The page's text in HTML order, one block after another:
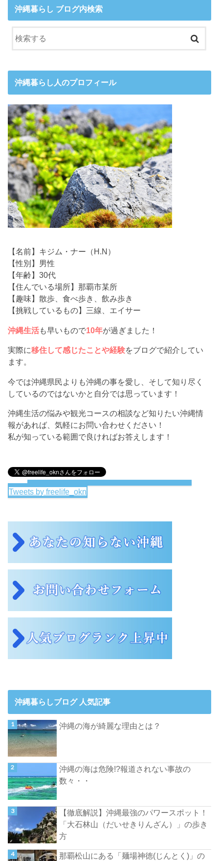
沖縄暮らし ブログ内検索
沖縄暮らし人のプロフィール
【名前】キジム・ナー（H.N）
【性別】男性
【年齢】30代
【住んでいる場所】那覇市某所
【趣味】散歩、食べ歩き、飲み歩き
【挑戦しているもの】三線、エイサー
沖縄生活も早いもので10年が過ぎました！
実際に移住して感じたことや経験をブログで紹介してい
ます。
今では沖縄県民よりも沖縄の事を愛し、そして知り尽く
しているのではないかと自分では思っています！
沖縄生活の悩みや観光コースの相談など知りたい沖縄情
報があれば、気軽にお問い合わせください！
私が知っている範囲で良ければお答えします！
Tweets by freelife_okn
沖縄暮らしブログ 人気記事
沖縄の海が綺麗な理由とは？
沖縄の海は危険!?報道されない事故の
数々・・
【徹底解説】沖縄最強のパワースポット！
「大石林山（だいせきりんざん）」の歩き
方
那覇松山にある「麺場神徳(じんとく)」の